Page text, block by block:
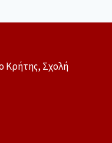
Κρήτης, Σχολή